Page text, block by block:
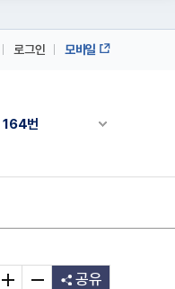
로그인 모바일
채널안내 펼쳐
164번
164번
공유